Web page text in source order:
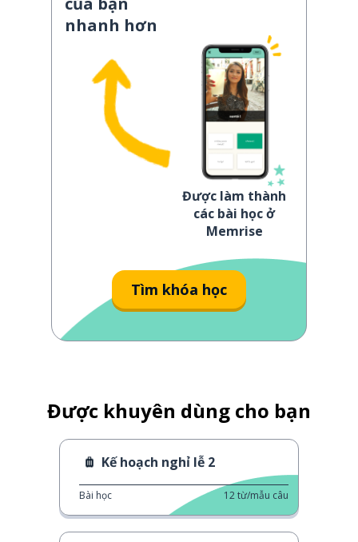
nhanh hơn
Được làm thành
các bài học ở
Memrise
Tìm khóa học
Được khuyên dùng cho bạn
Kế hoạch nghỉ lễ 2
Bài học 12từ/mẫu câu